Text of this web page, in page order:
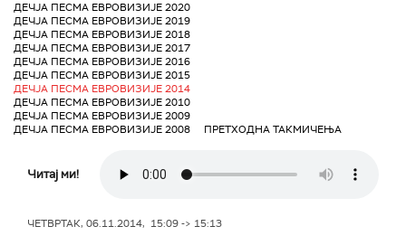
ДЕЧЈА ПЕСМА ЕВРОВИЗИЈЕ 2020
ДЕЧЈА ПЕСМА ЕВРОВИЗИЈЕ 2019
ДЕЧЈА ПЕСМА ЕВРОВИЗИЈЕ 2018
ДЕЧЈА ПЕСМА ЕВРОВИЗИЈЕ 2017
ДЕЧЈА ПЕСМА ЕВРОВИЗИЈЕ 2016
ДЕЧЈА ПЕСМА ЕВРОВИЗИЈЕ 2015
ДЕЧЈА ПЕСМА ЕВРОВИЗИЈЕ 2014
ДЕЧЈА ПЕСМА ЕВРОВИЗИЈЕ 2010
ДЕЧЈА ПЕСМА ЕВРОВИЗИЈЕ 2009
ДЕЧЈА ПЕСМА ЕВРОВИЗИЈЕ 2008
ПРЕТХОДНА ТАКМИЧЕЊА
Читај ми!
ЧЕТВРТАК, 06.11.2014, 15:09 -> 15:13